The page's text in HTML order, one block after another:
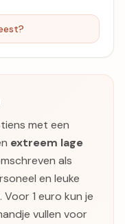
met een
extreem lage
als
en leuke
1 euro kun je
vullen voor